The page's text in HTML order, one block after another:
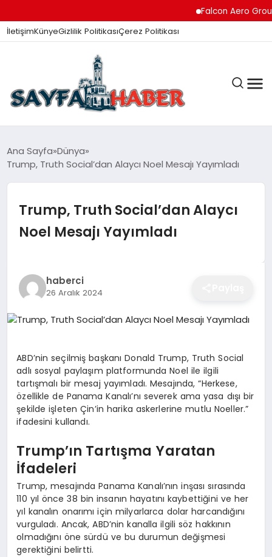
Falcon Aero Group,
İletişimKünyeGizlilik PolitikasıÇerez Politikası
ANA SAYFA
İZMIR HABERLERI
EĞITIM
EKONOMI
SAĞLIK
SPOR
YAŞAM
DIĞER
Ana Sayfa Dünya
Trump, Truth Social’dan Alaycı Noel Mesajı Yayımladı
Trump, Truth Social’dan Alaycı
Noel Mesajı Yayımladı
haberci
26 Aralık 2024
ABD’nin seçilmiş başkanı Donald Trump, Truth Social
adlı sosyal paylaşım platformunda Noel ile ilgili
tartışmalı bir mesaj yayımladı. Mesajında, “Herkese,
özellikle de Panama Kanalı’nı severek ama yasa dışı bir
şekilde işleten Çin’in harika askerlerine mutlu Noeller.”
ifadesini kullandı.
Trump’ın Tartışma Yaratan
İfadeleri
Trump, mesajında Panama Kanalı’nın inşası sırasında
110 yıl önce 38 bin insanın hayatını kaybettiğini ve her
yıl kanalın onarımı için milyarlarca dolar harcandığını
vurguladı. Ancak, ABD’nin kanalla ilgili söz hakkının
olmadığını öne sürdü ve bu durumun değişmesi
gerektiğini belirtti.